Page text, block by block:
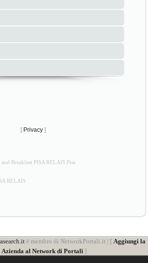
[ Privacy ]
and Breakfast PISA RELAIS Pisa
RELAIS
è membro di NetworkPortali.it | [ Aggiungi la
Azienda al Network di Portali]